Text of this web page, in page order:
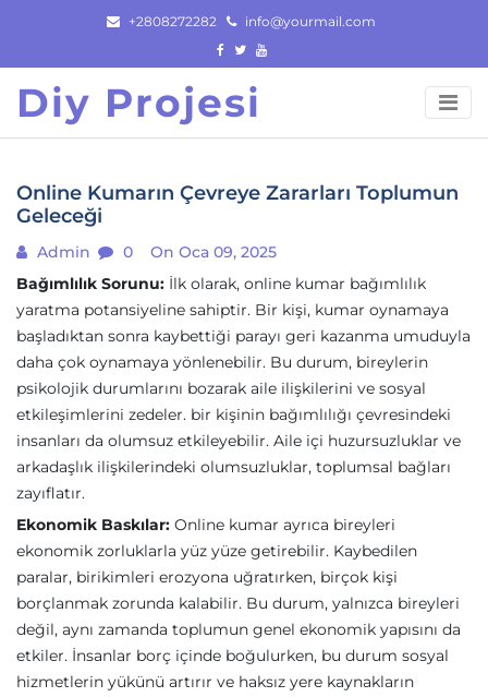
content
+2808272282 info@yourmail.com
Diy Projesi
Online Kumarın Çevreye Zararları Toplumun
Geleceği
Admin 0
On Oca 09, 2025
Bağımlılık Sorunu: İlk olarak, online kumar bağımlılık
yaratma potansiyeline sahiptir. Bir kişi, kumar oynamaya
başladıktan sonra kaybettiği parayı geri kazanma umuduyla
daha çok oynamaya yönlenebilir. Bu durum, bireylerin
psikolojik durumlarını bozarak aile ilişkilerini ve sosyal
etkileşimlerini zedeler. bir kişinin bağımlılığı çevresindeki
insanları da olumsuz etkileyebilir. Aile içi huzursuzluklar ve
arkadaşlık ilişkilerindeki olumsuzluklar, toplumsal bağları
zayıflatır.
Ekonomik Baskılar: Online kumar ayrıca bireyleri
ekonomik zorluklarla yüz yüze getirebilir. Kaybedilen
paralar, birikimleri erozyona uğratırken, birçok kişi
borçlanmak zorunda kalabilir. Bu durum, yalnızca bireyleri
değil, aynı zamanda toplumun genel ekonomik yapısını da
etkiler. İnsanlar borç içinde boğulurken, bu durum sosyal
hizmetlerin yükünü artırır ve haksız yere kaynakların